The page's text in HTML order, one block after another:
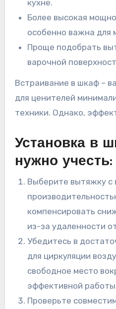
кухне.
Более высокая
особенно важна для
Проще подобрать
варочной
Встраивание в шкаф –
для ценителей
техники. Однако,
Установка в
нужно учесть:
Выберите вытяжку с
компенсировать
из-за удаленности
Убедитесь в
для циркуляции
свободное место
эффективной
Проверьте